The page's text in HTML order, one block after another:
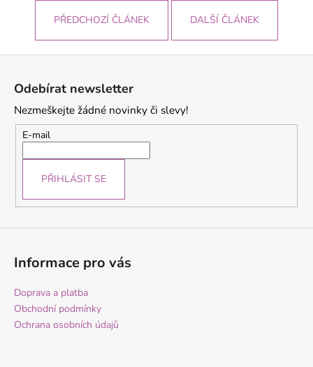
PŘEDCHOZÍ ČLÁNEK DALŠÍ ČLÁNEK
Odebírat newsletter
Nezmeškejte žádné novinky či slevy!
E-mail
PŘIHLÁSIT SE
Informace pro vás
Doprava a platba
Obchodní podmínky
Ochrana osobních údajů